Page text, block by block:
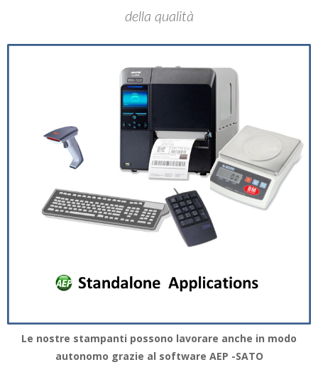
della qualità
Le nostre stampanti possono lavorare anche in modo
autonomo grazie al software AEP -SATO